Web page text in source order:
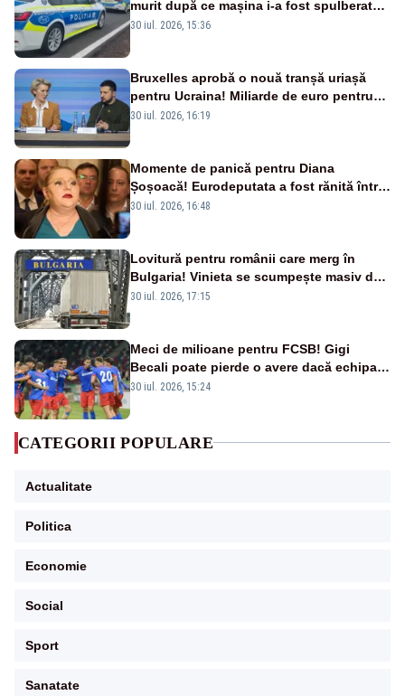
murit după ce mașina i-a fost spulberată
de tren
30 iul. 2026, 15:36
Bruxelles aprobă o nouă tranșă uriașă
pentru Ucraina! Miliarde de euro pentru
armament și apărare
30 iul. 2026, 16:19
Momente de panică pentru Diana
Șoșoacă! Eurodeputata a fost rănită într-
un accident rutier
30 iul. 2026, 16:48
Lovitură pentru românii care merg în
Bulgaria! Vinieta se scumpește masiv de
la 1 august
30 iul. 2026, 17:15
Meci de milioane pentru FCSB! Gigi
Becali poate pierde o avere dacă echipa
este eliminată de FK Auda
30 iul. 2026, 15:24
CATEGORII POPULARE
Actualitate
Politica
Economie
Social
Sport
Sanatate